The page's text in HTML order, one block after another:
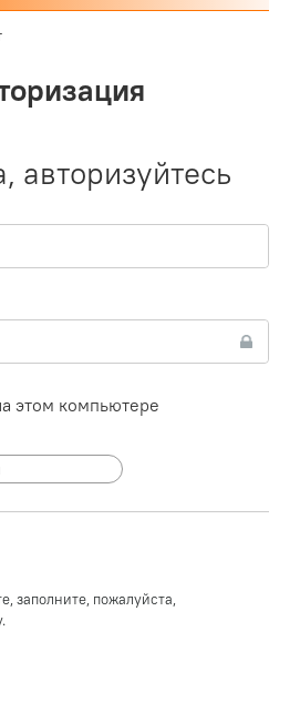
авторизуйтесь
этом компьютере
заполните, пожалуйста,